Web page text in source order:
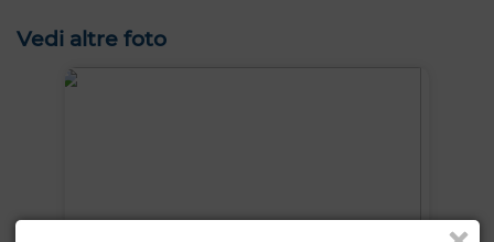
Vedi altre foto